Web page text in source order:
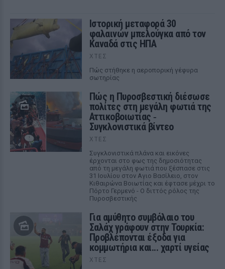
Ιστορική μεταφορά 30
φαλαινών μπελούγκα από τον
Καναδά στις ΗΠΑ
ΧΤΕΣ
Πώς στήθηκε η αεροπορική γέφυρα
σωτηρίας
Πώς η Πυροσβεστική διέσωσε
πολίτες στη μεγάλη φωτιά της
Αττικοβοιωτίας ‑
Συγκλονιστικά βίντεο
ΧΤΕΣ
Συγκλονιστικά πλάνα και εικόνες
έρχονται στο φως της δημοσιότητας
από τη μεγάλη φωτιά που ξέσπασε στις
31 Ιουλίου στον Αγιο Βασίλειο, στον
Κιθαιρώνα Βοιωτίας και έφτασε μέχρι το
Πόρτο Γερμενό - Ο διττός ρόλος της
Πυροσβεστικής
Για αμύθητο συμβόλαιο του
Σαλάχ γράφουν στην Τουρκία:
Προβλέπονται έξοδα για
κομμωτήρια και... χαρτί υγείας
ΧΤΕΣ